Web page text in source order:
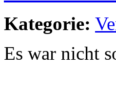
Kategorie:
Es war nicht